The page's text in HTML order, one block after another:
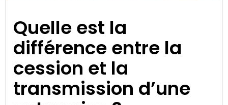
Quelle est la
différence entre la
cession et la
transmission d’une